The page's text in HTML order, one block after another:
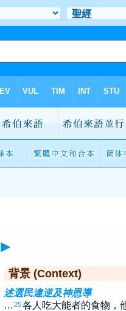
►
背景 (Context)
述選民違逆及神恩導
… 25各人吃大能者的食物，